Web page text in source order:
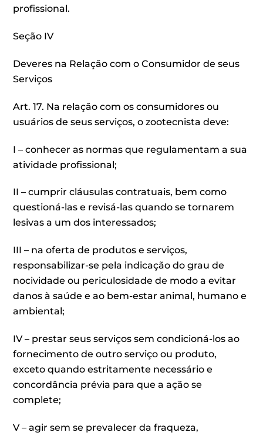
profissional.
Seção IV
Deveres na Relação com o Consumidor de seus
Serviços
Art. 17. Na relação com os consumidores ou
usuários de seus serviços, o zootecnista deve:
I – conhecer as normas que regulamentam a sua
atividade profissional;
II – cumprir cláusulas contratuais, bem como
questioná-las e revisá-las quando se tornarem
lesivas a um dos interessados;
III – na oferta de produtos e serviços,
responsabilizar-se pela indicação do grau de
nocividade ou periculosidade de modo a evitar
danos à saúde e ao bem-estar animal, humano e
ambiental;
IV – prestar seus serviços sem condicioná-los ao
fornecimento de outro serviço ou produto,
exceto quando estritamente necessário e
concordância prévia para que a ação se
complete;
V – agir sem se prevalecer da fraqueza,